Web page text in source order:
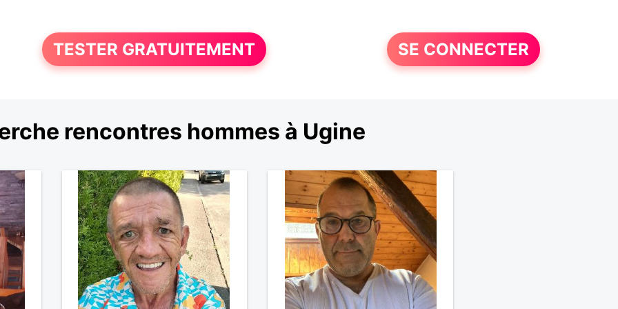
TESTER GRATUITEMENT SE CONNECTER
rencontres hommes à Ugine